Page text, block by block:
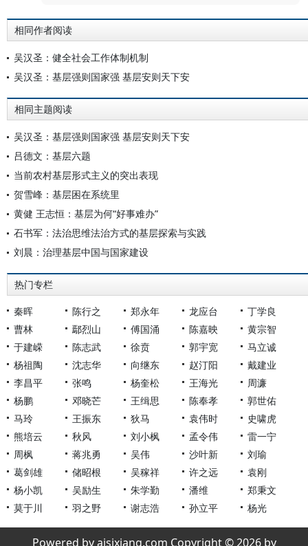
相同作者阅读
吴汉圣：健全社会工作体制机制
吴汉圣：基层强则国家强 基层安则天下安
相同主题阅读
吴汉圣：基层强则国家强 基层安则天下安
吕德文：基层六题
当前农村基层形式主义的突出表现
贺雪峰：基层困在系统里
黄健 王志恒：基层为何“好事难办”
石书军：法治思维法治方式的基层探索与实践
刘晨：治理基层中国与国家建设
热门专栏
秦晖 陈行之 郑永年 龙应台
丁学良
曹林
鄢烈山 傅国涌 陈嘉映
黄宗智
于建嵘
陈志武 徐贲 郭宇宽
马立诚
杨祖陶
沈志华 向继东 赵汀阳
戴建业
李昌平
张鸣 杨奎松 王海光
周濂
杨鹏
邓晓芒 王缉思 陈奉孝
郭世佑
马玲
王振东 狄马 袁伟时
史啸虎
熊培云
秋风 刘小枫 孟令伟
雷一宁
周枫
蒋兆勇 吴伟 沙叶新
刘瑜
葛剑雄
储昭根 吴稼祥 许之远
袁刚
杨小凯
吴励生 朱学勤 潘维
郑秉文
莫于川
羽之野 谢志浩 孙立平 杨光
Powered by aisixiang.com Copyright © 2026 by